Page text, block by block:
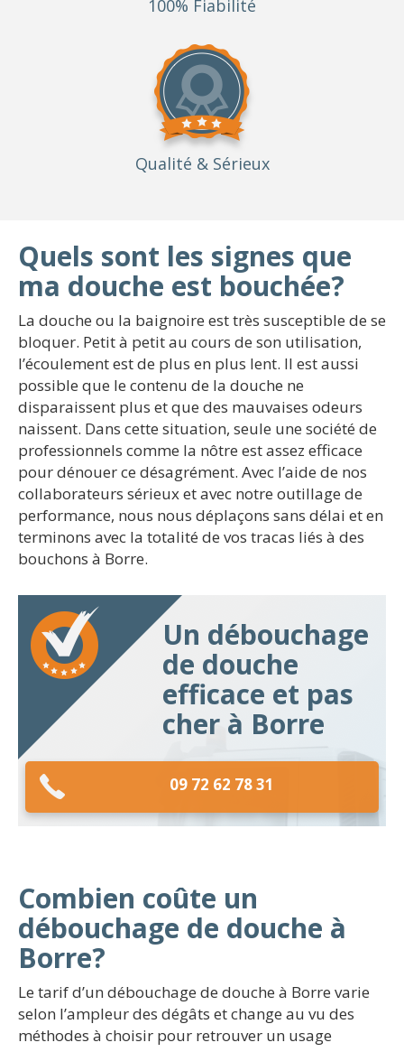
100% Fiabilité
Qualité & Sérieux
Quels sont les signes que
ma douche est bouchée?
La douche ou la baignoire est très susceptible de se
bloquer. Petit à petit au cours de son utilisation,
l’écoulement est de plus en plus lent. Il est aussi
possible que le contenu de la douche ne
disparaissent plus et que des mauvaises odeurs
naissent. Dans cette situation, seule une société de
professionnels comme la nôtre est assez efficace
pour dénouer ce désagrément. Avec l’aide de nos
collaborateurs sérieux et avec notre outillage de
performance, nous nous déplaçons sans délai et en
terminons avec la totalité de vos tracas liés à des
bouchons à Borre.
Un débouchage
de douche
efficace et pas
cher à Borre
09 72 62 78 31
Combien coûte un
débouchage de douche à
Borre?
Le tarif d’un débouchage de douche à Borre varie
selon l’ampleur des dégâts et change au vu des
méthodes à choisir pour retrouver un usage